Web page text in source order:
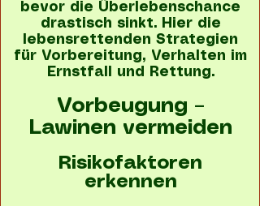
bevor die Überlebenschance
drastisch sinkt. Hier die
lebensrettenden Strategien
für Vorbereitung, Verhalten im
Ernstfall und Rettung.
Vorbeugung –
Lawinen vermeiden
Risikofaktoren
erkennen